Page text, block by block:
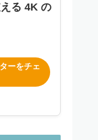
る 4K の
ーをチェ